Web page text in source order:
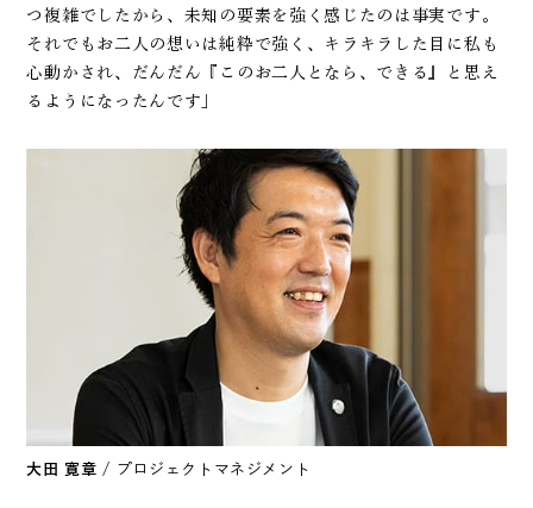
つ複雑でしたから、未知の要素を強く感じたのは事実です。
それでもお二人の想いは純粋で強く、キラキラした目に私も
心動かされ、だんだん『このお二人となら、できる』と思え
るようになったんです」
大田 寛章 / プロジェクトマネジメント